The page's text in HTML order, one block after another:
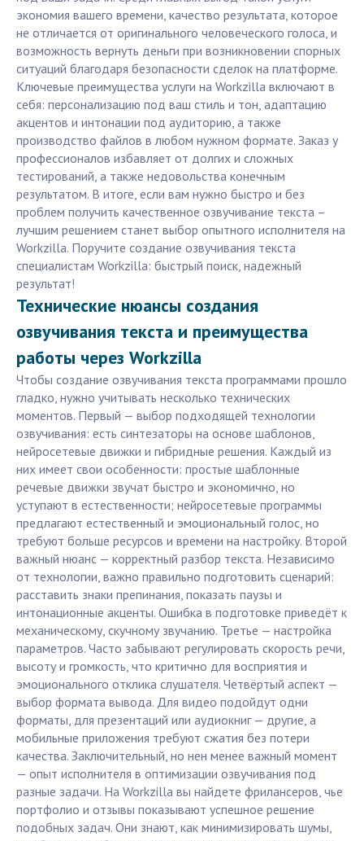
экономия вашего времени, качество результата, которое
не отличается от оригинального человеческого голоса, и
возможность вернуть деньги при возникновении спорных
ситуаций благодаря безопасности сделок на платформе.
Ключевые преимущества услуги на Workzilla включают в
себя: персонализацию под ваш стиль и тон, адаптацию
акцентов и интонации под аудиторию, а также
производство файлов в любом нужном формате. Заказ у
профессионалов избавляет от долгих и сложных
тестирований, а также недовольства конечным
результатом. В итоге, если вам нужно быстро и без
проблем получить качественное озвучивание текста –
лучшим решением станет выбор опытного исполнителя на
Workzilla. Поручите создание озвучивания текста
специалистам Workzilla: быстрый поиск, надежный
результат!
Технические нюансы создания
озвучивания текста и преимущества
работы через Workzilla
Чтобы создание озвучивания текста программами прошло
гладко, нужно учитывать несколько технических
моментов. Первый — выбор подходящей технологии
озвучивания: есть синтезаторы на основе шаблонов,
нейросетевые движки и гибридные решения. Каждый из
них имеет свои особенности: простые шаблонные
речевые движки звучат быстро и экономично, но
уступают в естественности; нейросетевые программы
предлагают естественный и эмоциональный голос, но
требуют больше ресурсов и времени на настройку. Второй
важный нюанс — корректный разбор текста. Независимо
от технологии, важно правильно подготовить сценарий:
расставить знаки препинания, показать паузы и
интонационные акценты. Ошибка в подготовке приведёт к
механическому, скучному звучанию. Третье — настройка
параметров. Часто забывают регулировать скорость речи,
высоту и громкость, что критично для восприятия и
эмоционального отклика слушателя. Четвёртый аспект —
выбор формата вывода. Для видео подойдут одни
форматы, для презентаций или аудиокниг — другие, а
мобильные приложения требуют сжатия без потери
качества. Заключительный, но нен менее важный момент
— опыт исполнителя в оптимизации озвучивания под
разные задачи. На Workzilla вы найдете фрилансеров, чье
портфолио и отзывы показывают успешное решение
подобных задач. Они знают, как минимизировать шумы,